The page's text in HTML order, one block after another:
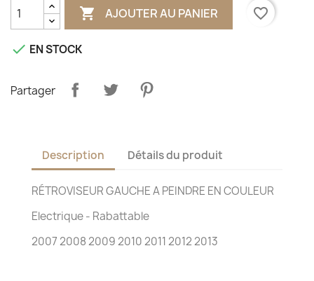
 AJOUTER AU PANIER favorite_border
 EN STOCK
Partager
Description Détails du produit
RÉTROVISEUR GAUCHE A PEINDRE EN COULEUR
Electrique - Rabattable
2007 2008 2009 2010 2011 2012 2013